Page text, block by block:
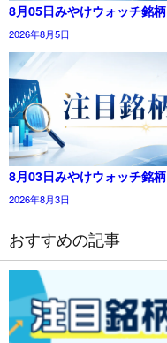
8月05日みやけウォッチ銘柄
2026年8月5日
8月03日みやけウォッチ銘柄
2026年8月3日
おすすめの記事